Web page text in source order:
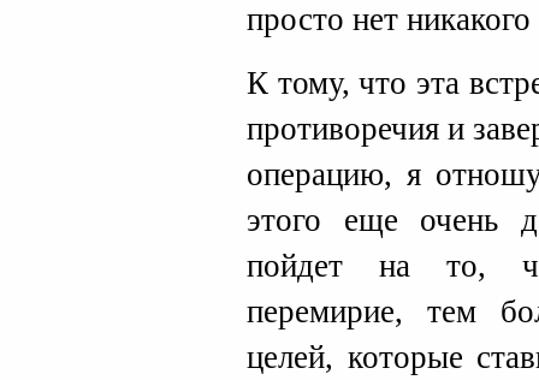
просто нет
К тому, что эта
противоречия и
операцию, я
этого еще очень
пойдет на то,
перемирие, тем
целей, которые